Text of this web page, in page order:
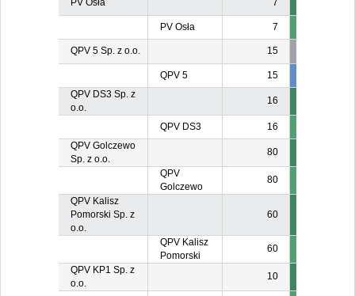
PV Osła 7
PV Osła 7
QPV 5 Sp. z o.o. 15
QPV 5 15
QPV DS3 Sp. z
o.o.
16
QPV DS3
16
QPV Golczewo
Sp. z o.o.
80
QPV
Golczewo
80
QPV Kalisz
Pomorski Sp. z
o.o.
60
QPV Kalisz
Pomorski
60
QPV KP1 Sp. z
o.o.
10